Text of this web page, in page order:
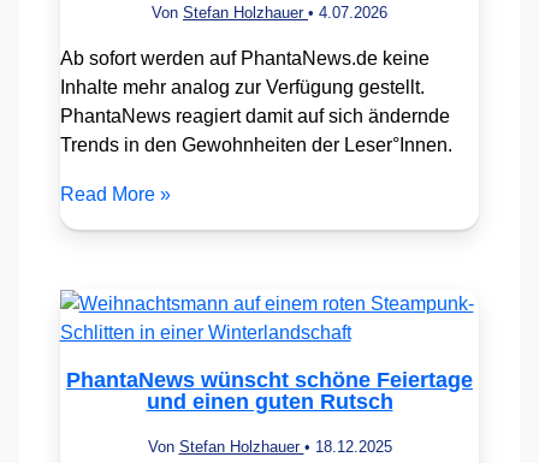
Von Stefan Holzhauer • 4.07.2026
Ab sofort werden auf PhantaNews.de keine
Inhalte mehr analog zur Verfügung gestellt.
PhantaNews reagiert damit auf sich ändernde
Trends in den Gewohnheiten der Leser°Innen.
Read More »
PhantaNews wünscht schöne Feiertage
und einen guten Rutsch
Von Stefan Holzhauer • 18.12.2025